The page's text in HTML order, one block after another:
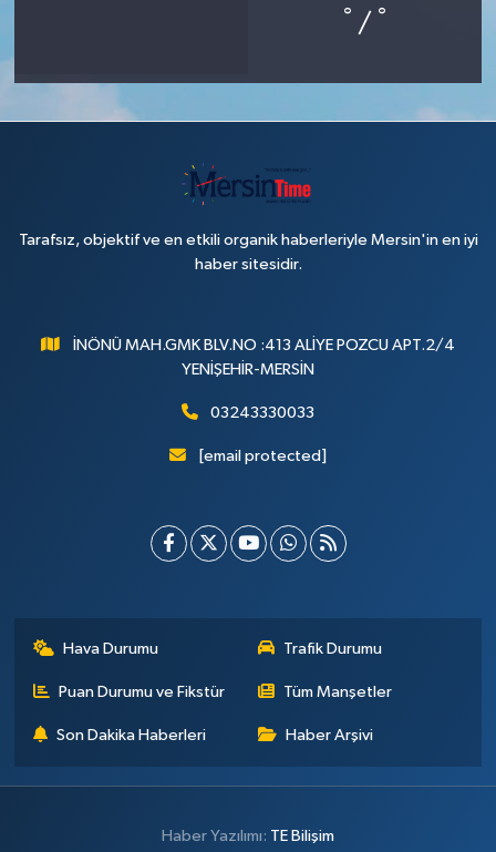
° / °
Tarafsız, objektif ve en etkili organik haberleriyle Mersin'in en iyi
haber sitesidir.
İNÖNÜ MAH.GMK BLV.NO :413 ALİYE POZCU APT.2/4
YENİŞEHİR-MERSİN
03243330033
[email protected]
Hava Durumu Trafik Durumu
Puan Durumu ve Fikstür Tüm Manşetler
Son Dakika Haberleri Haber Arşivi
Haber Yazılımı: TE Bilişim